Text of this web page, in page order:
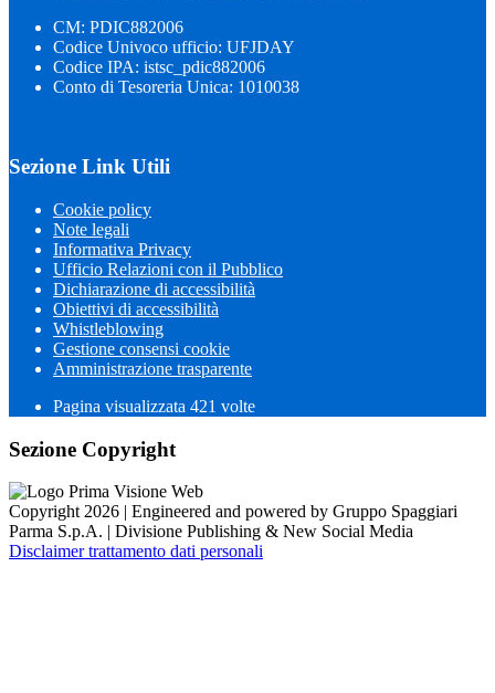
CM: PDIC882006
Codice Univoco ufficio: UFJDAY
Codice IPA: istsc_pdic882006
Conto di Tesoreria Unica: 1010038
Sezione Link Utili
Cookie policy
Note legali
Informativa Privacy
Ufficio Relazioni con il Pubblico
Dichiarazione di accessibilità
Obiettivi di accessibilità
Whistleblowing
Gestione consensi cookie
Amministrazione trasparente
Pagina visualizzata 421 volte
Sezione Copyright
Copyright 2026 | Engineered and powered by Gruppo Spaggiari
Parma S.p.A. | Divisione Publishing & New Social Media
Disclaimer trattamento dati personali